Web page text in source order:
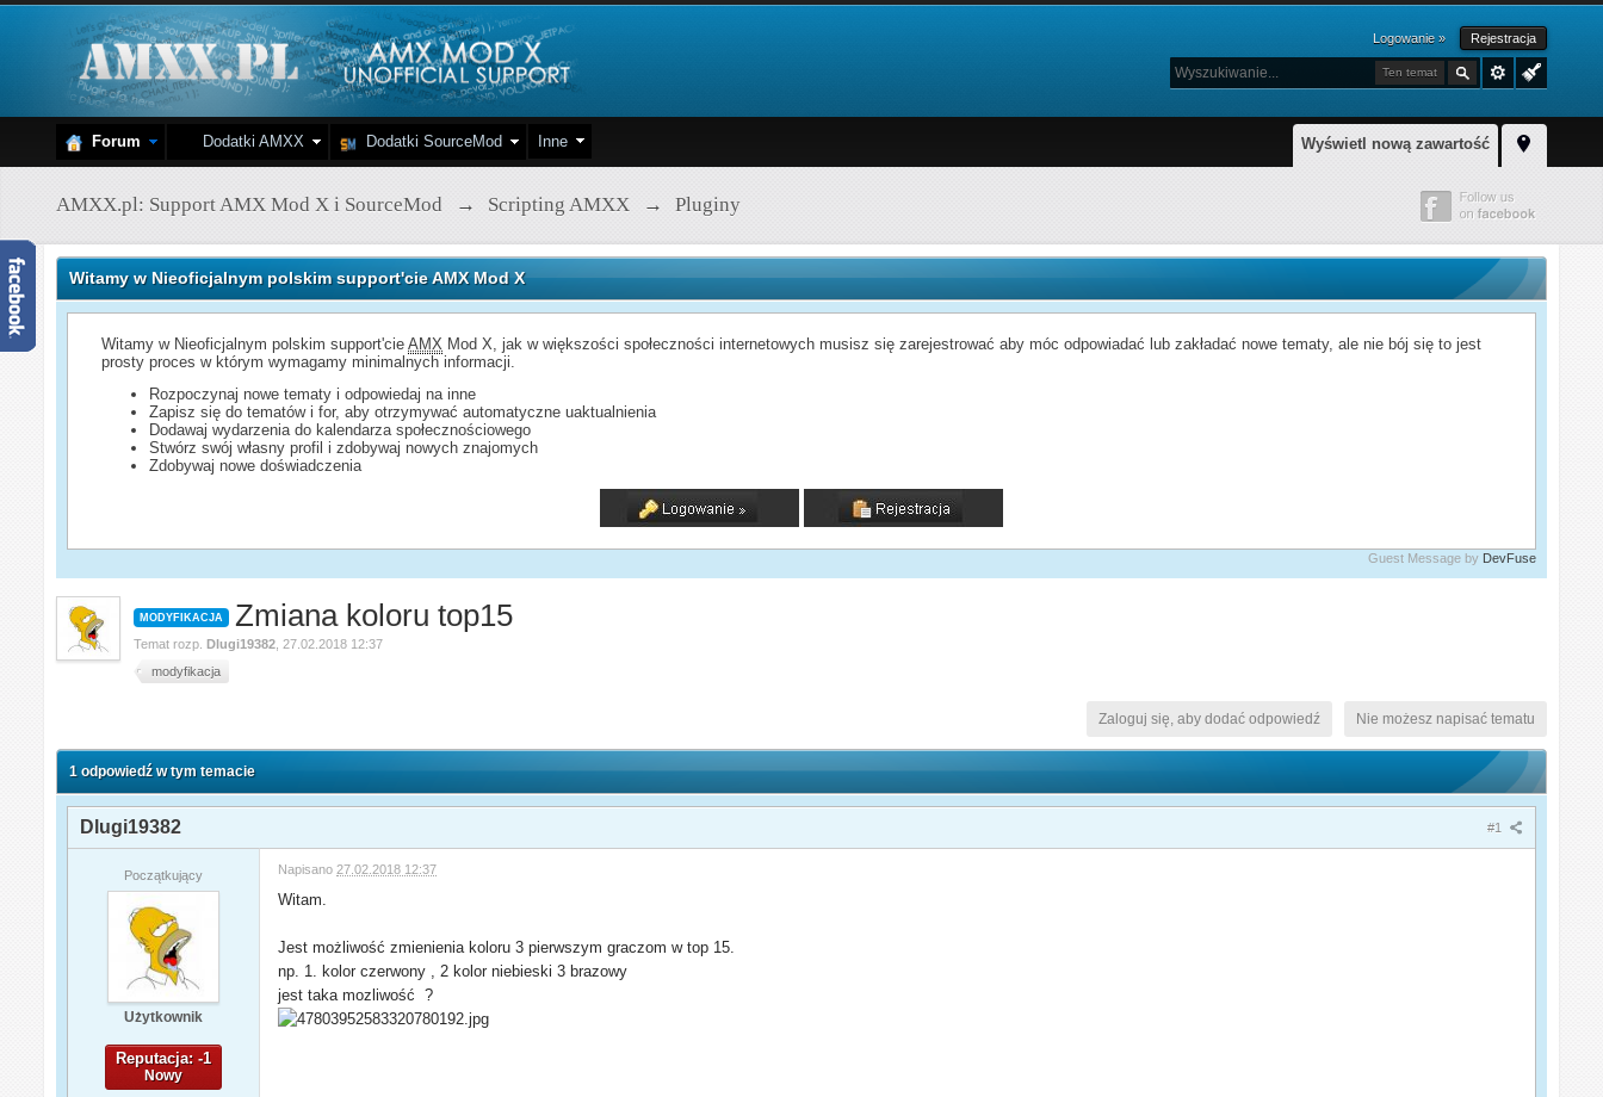
Logowanie » Rejestracja
Ten temat
Wyświetl nową zawartość
Forum Dodatki AMXX Dodatki SourceMod Inne
AMXX.pl: Support AMX Mod X i SourceMod → Scripting AMXX → Pluginy
Witamy w Nieoficjalnym polskim support'cie AMX Mod X
Witamy w Nieoficjalnym polskim support'cieAMX Mod X, jak w większości społeczności internetowych musisz się zarejestrować aby móc odpowiadać lub zakładać nowe tematy, ale nie bój się to jest
prosty proces w którym wymagamy minimalnych informacji.
Rozpoczynaj nowe tematy i odpowiedaj na inne
Zapisz się do tematów i for, aby otrzymywać automatyczne uaktualnienia
Dodawaj wydarzenia do kalendarza społecznościowego
Stwórz swój własny profil i zdobywaj nowych znajomych
Zdobywaj nowe doświadczenia
Guest Message by DevFuse
MODYFIKACJA Zmiana koloru top15
Temat rozp.Dlugi19382 27.02.2018 12:37
modyfikacja
Nie możesz napisać tematu
Zaloguj się, aby dodać odpowiedź
1 odpowiedź w tym temacie
#1
Dlugi19382
Początkujący
Użytkownik
Reputacja: -1
Nowy
Napisano 27.02.2018 12:37
Witam.
Jest możliwość zmienienia koloru 3 pierwszym graczom w top 15.
np. 1. kolor czerwony , 2 kolor niebieski 3 brazowy
jest taka mozliwość ?